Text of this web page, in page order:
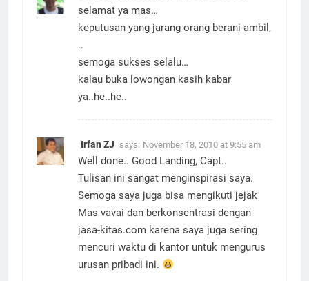
ferdi says: November 18, 2010 at 9:36 am
selamat ya mas…
..
semoga sukses selalu…
kalau buka lowongan kasih kabar
Irfan ZJ says: November 18, 2010 at 9:55 am
Well done.. Good Landing, Capt..
Tulisan ini sangat menginspirasi saya.
Semoga saya juga bisa mengikuti jejak
Mas vavai dan berkonsentrasi dengan
jasa-kitas.com karena saya juga sering
mencuri waktu di kantor untuk mengurus